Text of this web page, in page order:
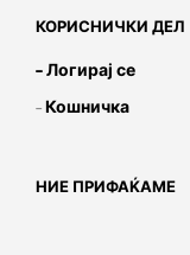
КОРИСНИЧКИ ДЕЛ
– Логирај се
–Кошничка
НИЕ ПРИФАЌАМЕ